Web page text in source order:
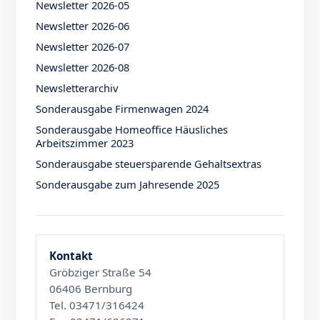
Newsletter 2026-05
Newsletter 2026-06
Newsletter 2026-07
Newsletter 2026-08
Newsletterarchiv
Sonderausgabe Firmenwagen 2024
Sonderausgabe Homeoffice Häusliches
Arbeitszimmer 2023
Sonderausgabe steuersparende Gehaltsextras
Sonderausgabe zum Jahresende 2025
Kontakt
Gröbziger Straße 54
06406 Bernburg
Tel. 03471/316424